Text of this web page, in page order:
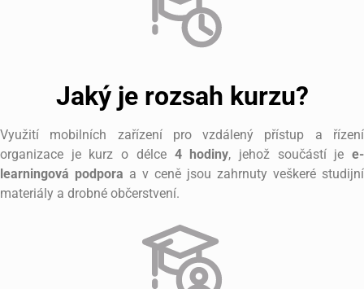
Jaký je rozsah kurzu?
Využití mobilních zařízení pro vzdálený přístup a řízení
organizace je kurz o délce 4 hodiny, jehož součástí jee-
learningová podpora a v ceně jsou zahrnuty veškeré studijní
materiály a drobné občerstvení.